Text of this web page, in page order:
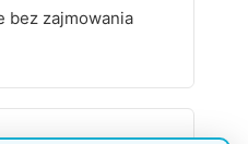
bez zajmowania